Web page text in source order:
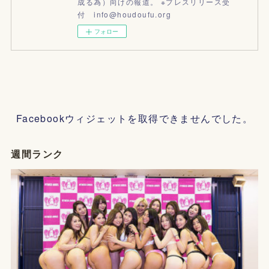
付 info@houdoufu.org
フォロー
Facebookウィジェットを取得できませんでした。
週間ランク